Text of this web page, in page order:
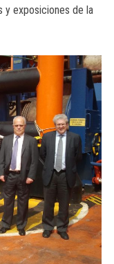
y exposiciones de la